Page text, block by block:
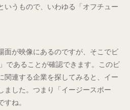
いうもので、いわゆる「オフチュー
面が映像にあるのですが、そこでビ
であることが確認できます。このビ
関連する企業を探してみると、イー
ました。つまり「イージースポー
ね。